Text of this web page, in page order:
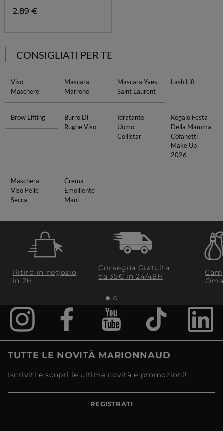
2,89 €
CONSIGLIATI PER TE
Viso
Maschere
Mascara
Marrone
Mascara Yves
Saint Laurent
Lash Lift
Brow Lifting
Burro Di
Rughe Viso
Idratante
Uomo
Collistar
Regalo Festa
Della Mamma
Cofanetti
Make Up
2026
Maschera
Viso Pelle
Secca
Crema
Emolliente
Mani
Ritiro in negozio
in 2H
Consegna Gratuita
da 35€​ in 24/48H
TUTTE LE NOVITÀ MARIONNAUD
Iscriviti e scopri le ultime novità e promozioni!
REGISTRATI